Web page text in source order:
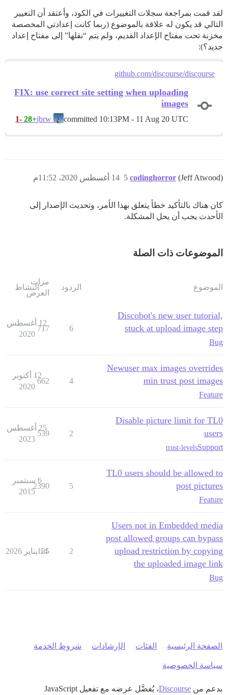
لقد قمت بمراجعة سجلات التغييرات في الكود، وأعتقد أن التغيير
التالي قد يكون له علاقة بالموضوع (ربما كانت إعدادتي المخصصة
مخزنة تحت مفتاح الإعداد القديم، ولم يتم “نقلها” إلى مفتاح إعداد
جديد؟):
github.com/discourse/discourse
FIX: use correct site setting when uploading
images
committed 10:13PM - 11 Aug 20 UTC
+28
-1
codinghorror (Jeff Atwood) 14 أغسطس 2020، 11:52م 5
كان هناك بالتأكيد خطأ يتعلق بهذا الأمر، وتحديث الإصدار إلى
الأحدث يجب أن يحل المشكلة.
الموضوعات ذات الصلة
الموضوع الردود
مرات
العرض
النشاط
Discobot's new user tutorial,
stuck at upload image step
Bug
6
717
12 أغسطس
2020
Newuser max images overrides
min trust post images
Feature
4
662
12 أكتوبر
2020
Disable picture limit for TL0
users
Support
trust-levels
2
539
25 أغسطس
2023
TL0 users should be allowed to
post pictures
Feature
5
2390
6 سبتمبر
2015
Users not in Embedded media
post allowed groups can bypass
upload restriction by copying
the uploaded image link
Bug
2
125
14 يناير 2026
الصفحة الرئيسية الفئات الإرشادات شروط الخدمة
سياسة الخصوصية
بدعم من Discourse، يُفضَّل عرضه مع تفعيل JavaScript